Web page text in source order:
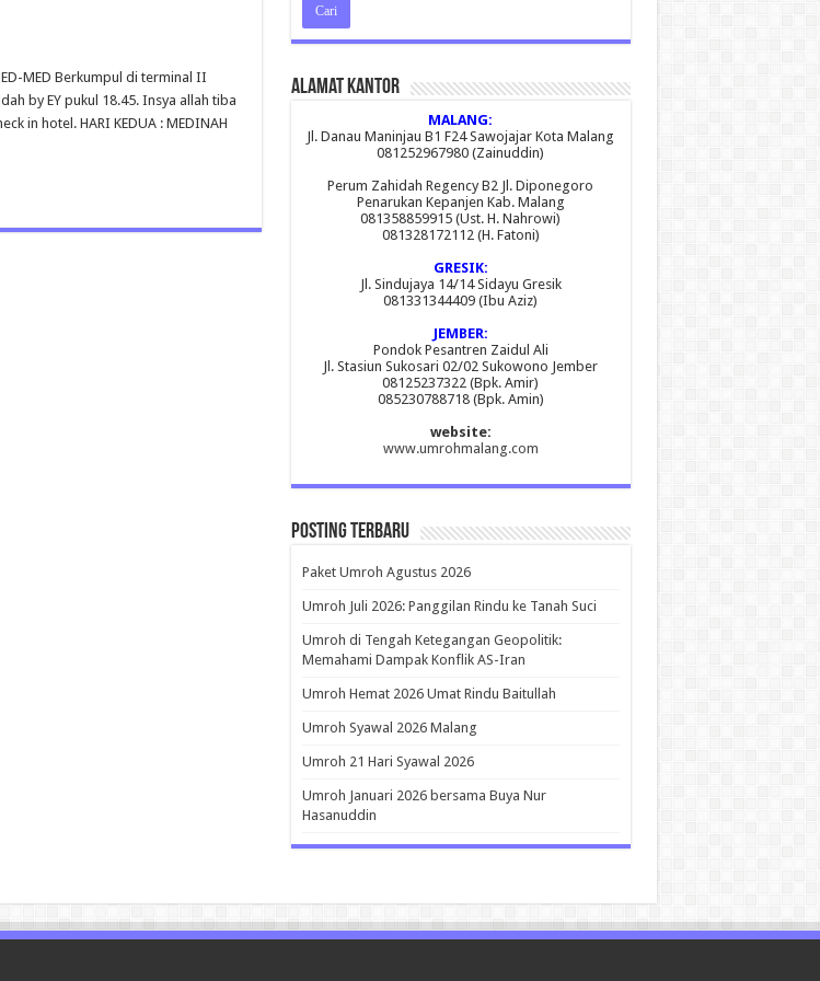
JED-MED Berkumpul di terminal II
by EY pukul 18.45. Insya allah tiba
in hotel. HARI KEDUA : MEDINAH
Alamat Kantor
MALANG:
Jl. Danau Maninjau B1 F24 Sawojajar Kota Malang
081252967980 (Zainuddin)
Perum Zahidah Regency B2 Jl. Diponegoro
Penarukan Kepanjen Kab. Malang
081358859915 (Ust. H. Nahrowi)
081328172112 (H. Fatoni)
GRESIK:
Jl. Sindujaya 14/14 Sidayu Gresik
081331344409 (Ibu Aziz)
JEMBER:
Pondok Pesantren Zaidul Ali
Jl. Stasiun Sukosari 02/02 Sukowono Jember
08125237322 (Bpk. Amir)
085230788718 (Bpk. Amin)
website:
www.umrohmalang.com
Posting Terbaru
Paket Umroh Agustus 2026
Umroh Juli 2026: Panggilan Rindu ke Tanah Suci
Umroh di Tengah Ketegangan Geopolitik:
Memahami Dampak Konflik AS-Iran
Umroh Hemat 2026 Umat Rindu Baitullah
Umroh Syawal 2026 Malang
Umroh 21 Hari Syawal 2026
Umroh Januari 2026 bersama Buya Nur
Hasanuddin